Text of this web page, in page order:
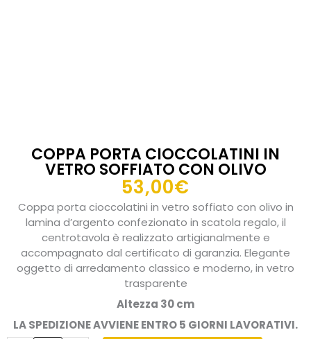
COPPA PORTA CIOCCOLATINI IN
VETRO SOFFIATO CON OLIVO
53,00€
Coppa porta cioccolatini in vetro soffiato con olivo in
lamina d’argento confezionato in scatola regalo, il
centrotavola è realizzato artigianalmente e
accompagnato dal certificato di garanzia. Elegante
oggetto di arredamento classico e moderno, in vetro
trasparente
Altezza 30 cm
LA SPEDIZIONE AVVIENE ENTRO 5 GIORNI LAVORATIVI.
Coppa